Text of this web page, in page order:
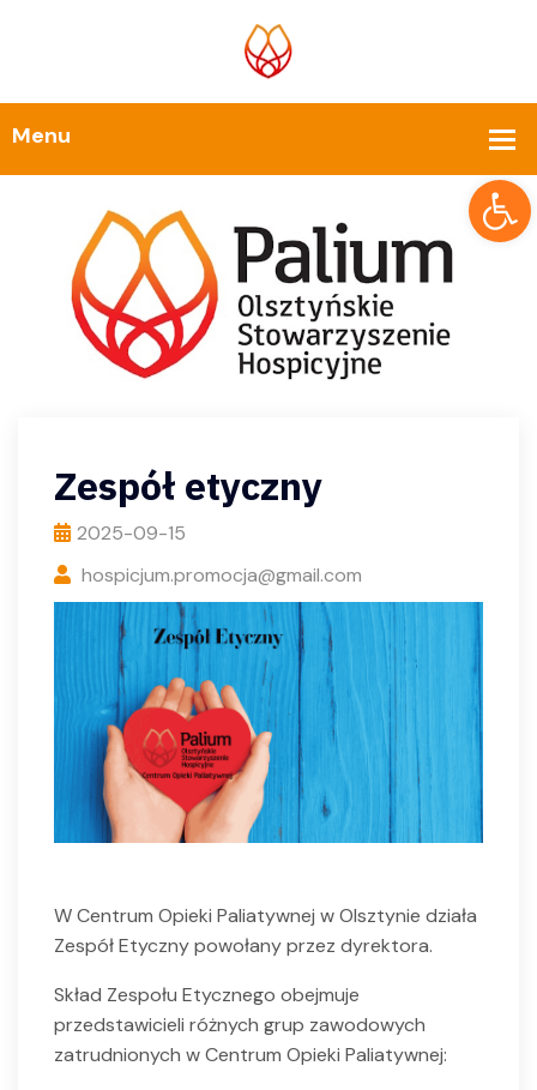
Zespół etyczny
2025-09-15
hospicjum.promocja@gmail.com
W Centrum Opieki Paliatywnej w Olsztynie działa
Zespół Etyczny powołany przez dyrektora.
Skład Zespołu Etycznego obejmuje
przedstawicieli różnych grup zawodowych
zatrudnionych w Centrum Opieki Paliatywnej: